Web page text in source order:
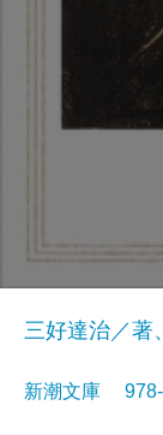
三好達治／著
新潮文庫